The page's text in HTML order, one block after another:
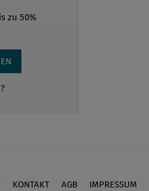
zu 50%
KONTAKT AGB IMPRESSUM